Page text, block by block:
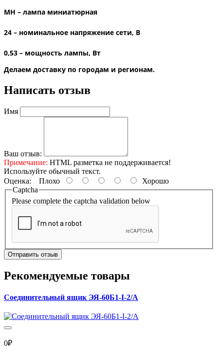
МН – лампа миниатюрная
24 – номинальное напряжение сети, В
0,53 – мощность лампы, Вт
Делаем доставку по городам и регионам.
Написать отзыв
Имя
Ваш отзыв:
Примечание: HTML разметка не поддерживается!
Используйте обычный текст.
Оценка: Плохо
Хорошо
Captcha
Please complete the captcha validation below
Отправить отзыв
Рекомендуемые товары
Соединительный ящик ЭЯ-60Б1-I-2/А
0₽